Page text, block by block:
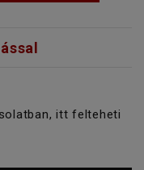
itt felteheti